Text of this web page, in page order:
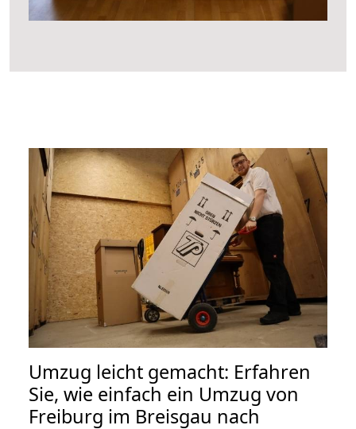
Umzug leicht gemacht: Erfahren
Sie, wie einfach ein Umzug von
Freiburg im Breisgau nach